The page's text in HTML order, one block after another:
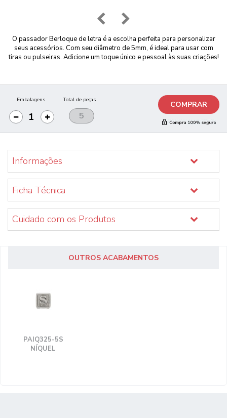
O passador Berloque de letra é a escolha perfeita para personalizar
seus acessórios. Com seu diâmetro de 5mm, é ideal para usar com
tiras ou pulseiras. Adicione um toque único e pessoal às suas criações!
Embalagens Total de peças COMPRAR
Informações
Ficha Técnica
Cuidado com os Produtos
OUTROS ACABAMENTOS
PAIQ325-5S
NÍQUEL